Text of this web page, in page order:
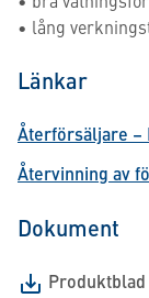
• lång
Länkar
Återförsäljare –
Återvinning av
Dokument
Produktblad